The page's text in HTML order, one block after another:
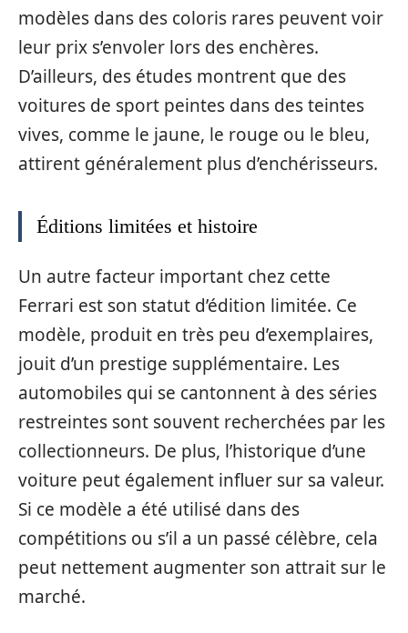
modèles dans des coloris rares peuvent voir
leur prix s’envoler lors des enchères.
D’ailleurs, des études montrent que des
voitures de sport peintes dans des teintes
vives, comme le jaune, le rouge ou le bleu,
attirent généralement plus d’enchérisseurs.
Éditions limitées et histoire
Un autre facteur important chez cette
Ferrari est son statut d’édition limitée. Ce
modèle, produit en très peu d’exemplaires,
jouit d’un prestige supplémentaire. Les
automobiles qui se cantonnent à des séries
restreintes sont souvent recherchées par les
collectionneurs. De plus, l’historique d’une
voiture peut également influer sur sa valeur.
Si ce modèle a été utilisé dans des
compétitions ou s’il a un passé célèbre, cela
peut nettement augmenter son attrait sur le
marché.